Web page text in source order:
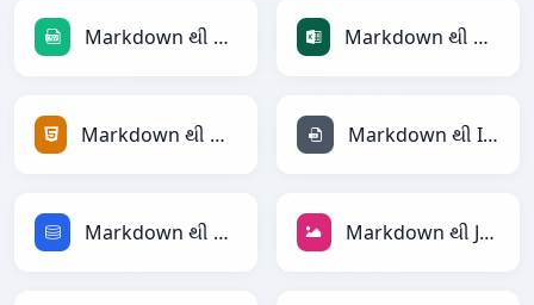
Markdown થી CSV Markdown થી Excel
Markdown થી HTML Markdown થી INI
Markdown થી SQL Markdown થી JPEG